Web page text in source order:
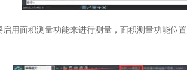
启用面积测量功能来进行测量，面积测量功能